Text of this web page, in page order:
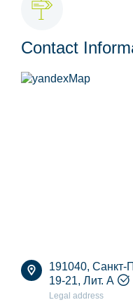
Contact
191040, Санкт-
19-21, Лит. А
Legal address